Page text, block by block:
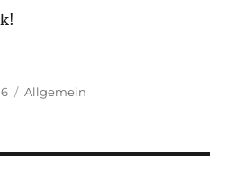
Kategorien
Allgemein